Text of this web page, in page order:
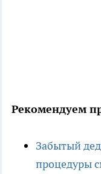
Рекомендуем
Забытый
процедуры